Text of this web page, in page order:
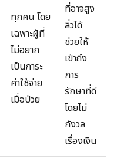
ทุกคน โดย
เฉพาะผู้ที่
ไม่อยาก
เป็นภาระ
ค่าใช้จ่าย
เมื่อป่วย
ที่อาจสูง
ลิ่วได้
ช่วยให้
เข้าถึง
การ
รักษาที่ดี
โดยไม่
กังวล
เรื่องเงิน